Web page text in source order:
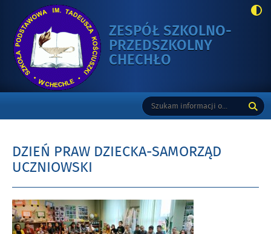
ZESPÓŁ SZKOLNO-
PRZEDSZKOLNY
CHECHŁO
PRAW
DZIECKA-
SAMORZĄD
Wyszukiwarka
Tutaj
wpisz
szukaną
DZIEŃ PRAW DZIECKA-SAMORZĄD
UCZNIOWSKI